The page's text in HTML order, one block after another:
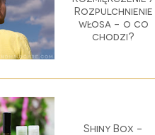
Rozpulchnienie
włosa - o co
chodzi?
Shiny Box -